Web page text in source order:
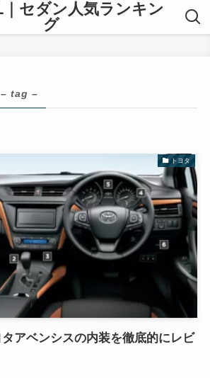
｜セダン人気ランキン
グ
– tag –
トヨタ
アベンシスの内装を徹底的にレビ